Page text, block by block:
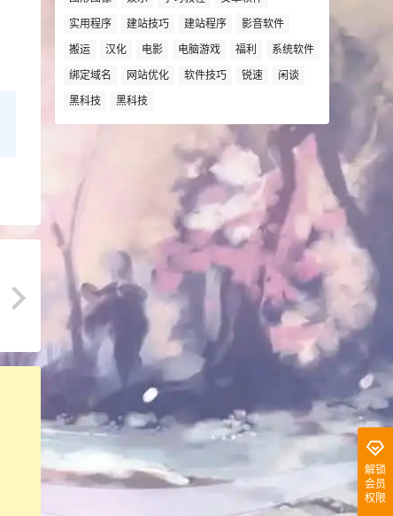
实用程序
建站技巧 建站程序
影音软件
搬运
汉化 电影 电脑游戏 福利
系统软件
绑定域名
网站优化 软件技巧 锐速
闲谈
黑科技
黑科技
解锁
会员
权限